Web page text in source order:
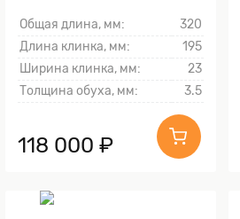
Общая длина, мм:
320
Длина клинка, мм:
195
Ширина клинка, мм:
23
Толщина обуха, мм:
3.5
118 000 ₽